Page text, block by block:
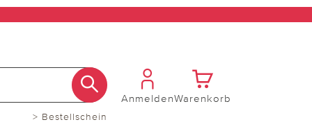
> Bestellschein
AnmeldenWarenkorb